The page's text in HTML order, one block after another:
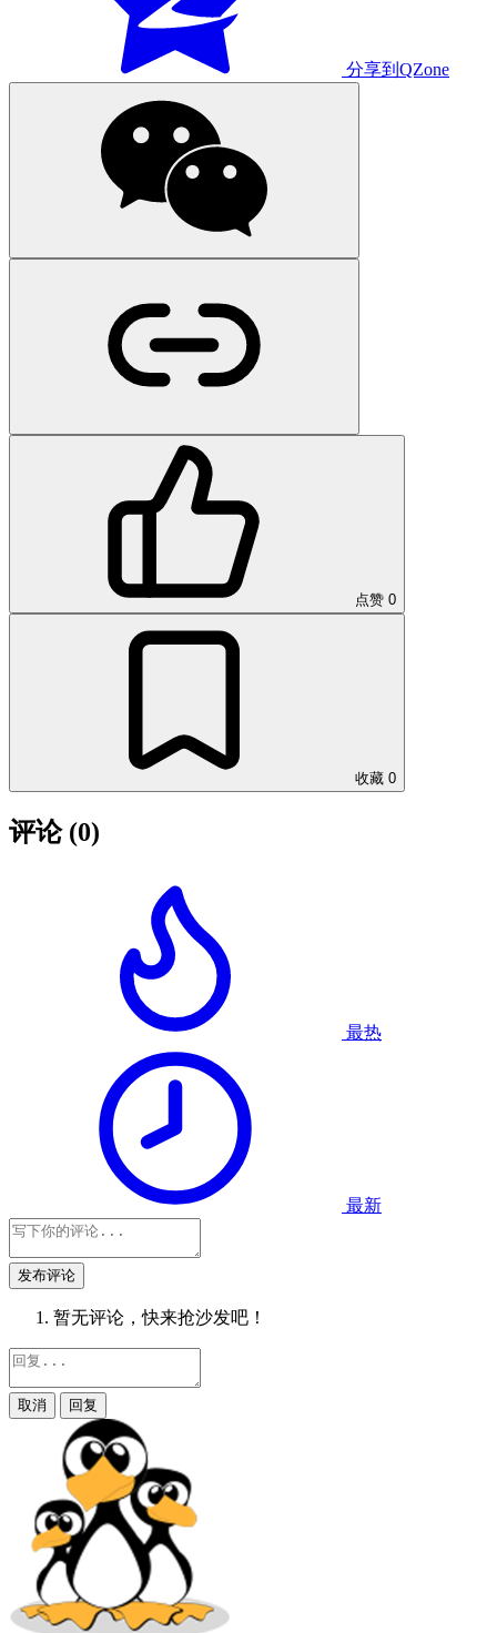
分享到QZone
点赞 0
收藏 0
评论 (0)
最热
最新
发布评论
暂无评论，快来抢沙发吧！
取消 回复